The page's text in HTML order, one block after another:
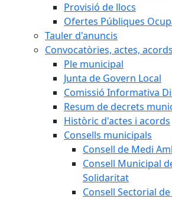
Provisió de llocs
Ofertes Públiques
Tauler d'anuncis
Convocatòries, actes, acords
Ple municipal
Junta de Govern Local
Comissió Informativa
Resum de decrets
Històric d'actes i acords
Consells municipals
Consell de Medi
Consell Municipal
Solidaritat
Consell Sectorial